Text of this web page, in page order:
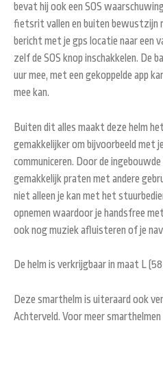
bevat hij ook een SOS
fietsrit vallen en buiten bewustzijn
bericht met je gps locatie naar een
zelf de SOS knop inschakkelen. De
uur mee, met een gekoppelde app
mee kan.
Buiten dit alles maakt deze helm
gemakkelijker om bijvoorbeeld met
communiceren. Door de
gemakkelijk praten met andere
niet alleen je kan met het
opnemen waardoor je handsfree
ook nog muziek afluisteren of je
De helm is verkrijgbaar in maat L
Deze smarthelm is uiteraard ook
Achterveld. Voor meer